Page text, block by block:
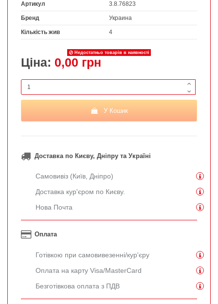
Артикул
3.8.76823
Бренд Украина
Кількість жив 4
Недостатньо товарів в наявності
Ціна: 0,00 грн
У Кошик
Доставка по Києву, Дніпру та Україні
Самовивіз (Київ, Дніпро)
Доставка кур'єром по Києву.
Нова Почта
Оплата
Готівкою при самовивезенні/кур'єру
Оплата на карту Visa/MasterCard
Безготівкова оплата з ПДВ